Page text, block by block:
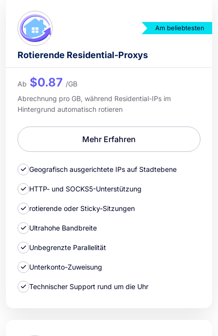
Am beliebtesten
Rotierende Residential-Proxys
Ab $0.87 /GB
Abrechnung pro GB, während Residential-IPs im
Hintergrund automatisch rotieren
Mehr Erfahren
Geografisch ausgerichtete IPs auf Stadtebene
HTTP- und SOCKS5-Unterstützung
rotierende oder Sticky-Sitzungen
Ultrahohe Bandbreite
Unbegrenzte Parallelität
Unterkonto-Zuweisung
Technischer Support rund um die Uhr